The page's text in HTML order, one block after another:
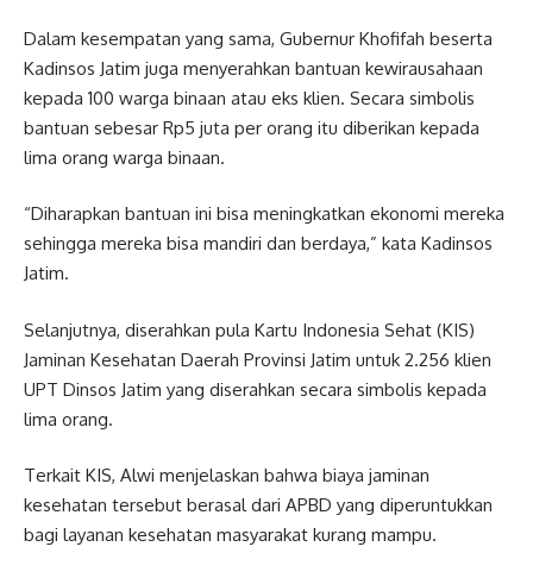
Dalam kesempatan yang sama, Gubernur Khofifah beserta
Kadinsos Jatim juga menyerahkan bantuan kewirausahaan
kepada 100 warga binaan atau eks klien. Secara simbolis
bantuan sebesar Rp5 juta per orang itu diberikan kepada
lima orang warga binaan.
“Diharapkan bantuan ini bisa meningkatkan ekonomi mereka
sehingga mereka bisa mandiri dan berdaya,” kata Kadinsos
Jatim.
Selanjutnya, diserahkan pula Kartu Indonesia Sehat (KIS)
Jaminan Kesehatan Daerah Provinsi Jatim untuk 2.256 klien
UPT Dinsos Jatim yang diserahkan secara simbolis kepada
lima orang.
Terkait KIS, Alwi menjelaskan bahwa biaya jaminan
kesehatan tersebut berasal dari APBD yang diperuntukkan
bagi layanan kesehatan masyarakat kurang mampu.